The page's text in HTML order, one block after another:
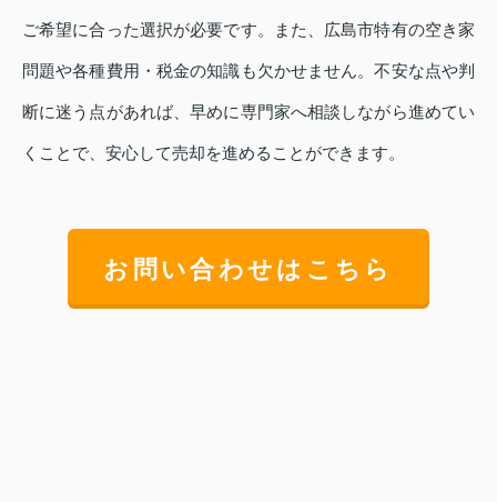
ご希望に合った選択が必要です。また、広島市特有の空き家
問題や各種費用・税金の知識も欠かせません。不安な点や判
断に迷う点があれば、早めに専門家へ相談しながら進めてい
くことで、安心して売却を進めることができます。
お問い合わせはこちら